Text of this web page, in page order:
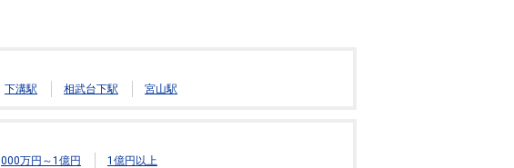
下溝駅 相武台下駅 宮山駅
万円～1億円
1億円以上